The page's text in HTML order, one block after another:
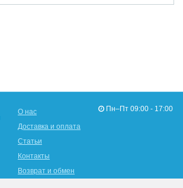
О нас
Доставка и оплата
Статьи
Контакты
Возврат и обмен
Пн–Пт 09:00 - 17:00